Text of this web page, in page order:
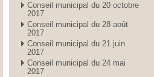
Conseil municipal du 20 octobre
2017
Conseil municipal du 28 août
2017
Conseil municipal du 21 juin
2017
Conseil municipal du 24 mai
2017